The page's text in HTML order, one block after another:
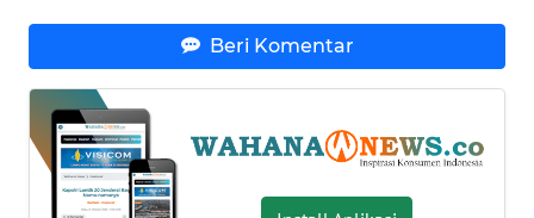
Beri Komentar
SULBAR
WN
BABEL